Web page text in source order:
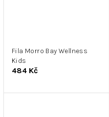
Fila Morro Bay Wellness
Kids
484 Kč